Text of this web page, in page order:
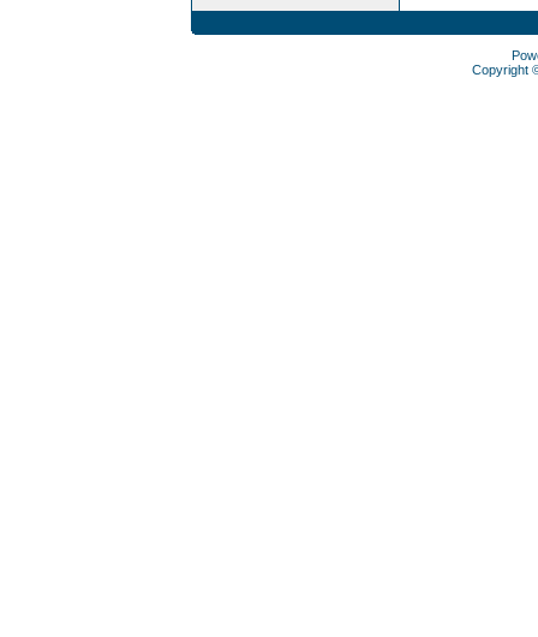
Copyright